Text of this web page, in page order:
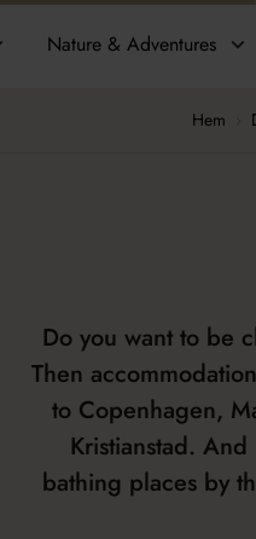
Nature & Adventures
Hem
Do you want to be
Then
to Copenhagen,
Kristianstad.
bathing places by